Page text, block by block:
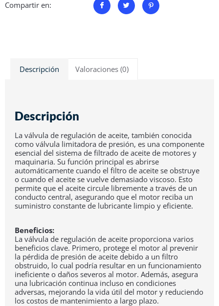
Compartir en:
Descripción Valoraciones (0)
Descripción
La válvula de regulación de aceite, también conocida
como válvula limitadora de presión, es una componente
esencial del sistema de filtrado de aceite de motores y
maquinaria. Su función principal es abrirse
automáticamente cuando el filtro de aceite se obstruye
o cuando el aceite se vuelve demasiado viscoso. Esto
permite que el aceite circule libremente a través de un
conducto central, asegurando que el motor reciba un
suministro constante de lubricante limpio y eficiente.
Beneficios:
La válvula de regulación de aceite proporciona varios
beneficios clave. Primero, protege el motor al prevenir
la pérdida de presión de aceite debido a un filtro
obstruido, lo cual podría resultar en un funcionamiento
ineficiente o daños severos al motor. Además, asegura
una lubricación continua incluso en condiciones
adversas, mejorando la vida útil del motor y reduciendo
los costos de mantenimiento a largo plazo.